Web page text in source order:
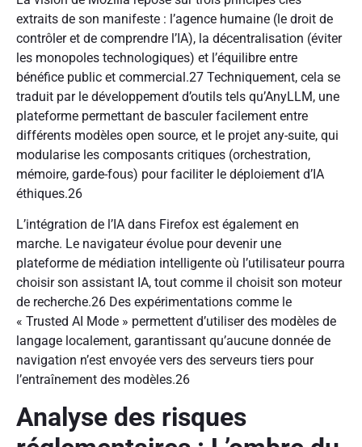
extraits de son manifeste : l’agence humaine (le droit de
contrôler et de comprendre l’IA), la décentralisation (éviter
les monopoles technologiques) et l’équilibre entre
bénéfice public et commercial.27 Techniquement, cela se
traduit par le développement d’outils tels qu’AnyLLM, une
plateforme permettant de basculer facilement entre
différents modèles open source, et le projet any-suite, qui
modularise les composants critiques (orchestration,
mémoire, garde-fous) pour faciliter le déploiement d’IA
éthiques.26
L’intégration de l’IA dans Firefox est également en
marche. Le navigateur évolue pour devenir une
plateforme de médiation intelligente où l’utilisateur pourra
choisir son assistant IA, tout comme il choisit son moteur
de recherche.26 Des expérimentations comme le
« Trusted AI Mode » permettent d’utiliser des modèles de
langage localement, garantissant qu’aucune donnée de
navigation n’est envoyée vers des serveurs tiers pour
l’entraînement des modèles.26
Analyse des risques